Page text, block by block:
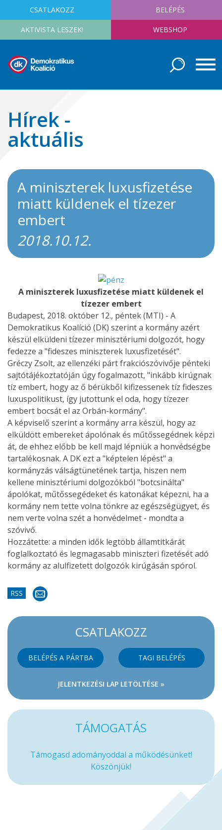
CSATLAKOZZ BELÉPÉS
AKTIVISTA LESZEK! WEBSHOP
Hírek -
aktuális
A miniszterek luxusfizetése
miatt küldenek el tízezer
embert
2018.10.12.
A miniszterek luxusfizetése miatt küldenek el
tízezer embert
Budapest, 2018. október 12., péntek (MTI) - A
Demokratikus Koalíció (DK) szerint a kormány azért
készül elküldeni tízezer minisztériumi dolgozót, hogy
fedezze a "fideszes miniszterek luxusfizetését".
Gréczy Zsolt, az ellenzéki párt frakciószóvivője pénteki
sajtótájékoztatóján úgy fogalmazott, "inkább kirúgnak
tíz embert, hogy az ő bérükből kifizessenek tíz fideszes
luxuspolitikust, így jutottunk el oda, hogy tízezer
embert bocsát el az Orbán-kormány".
A képviselő szerint a kormány arra készül, hogy az
elküldött embereket ápolónak és műtőssegédnek képzi
át, de ehhez előbb be kell majd lépniük a honvédségbe
tartalékosnak. A DK ezt a "képtelen lépést" a
kormányzás válságtünetének tartja, hiszen nem
kellene minisztériumi dolgozókból "botcsinálta"
ápolókat, műtőssegédeket és katonákat képezni, ha a
kormány nem tette volna tönkre az egészségügyet, és
nem verte volna szét a honvédelmet - mondta a
szóvivő.
Hozzátette: a minden idők legtöbb államtitkárát
foglalkoztató és legmagasabb miniszteri fizetését adó
kormány az alulfizetett dolgozók kirúgásán spórol.
RSS
CSATLAKOZZ
BELÉPÉS A PÁRTBA TAGI BELÉPÉS
JELENTKEZÉSI LAP LETÖLTÉSE »
TÁMOGATÁS
Támogasd adományoddal a működésünket!
Köszönjük!